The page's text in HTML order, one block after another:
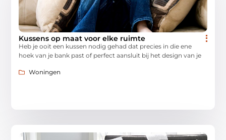
Kussens op maat voor elke ruimte
Heb je ooit een kussen nodig gehad dat precies in die ene
hoek van je bank past of perfect aansluit bij het design van je
Woningen